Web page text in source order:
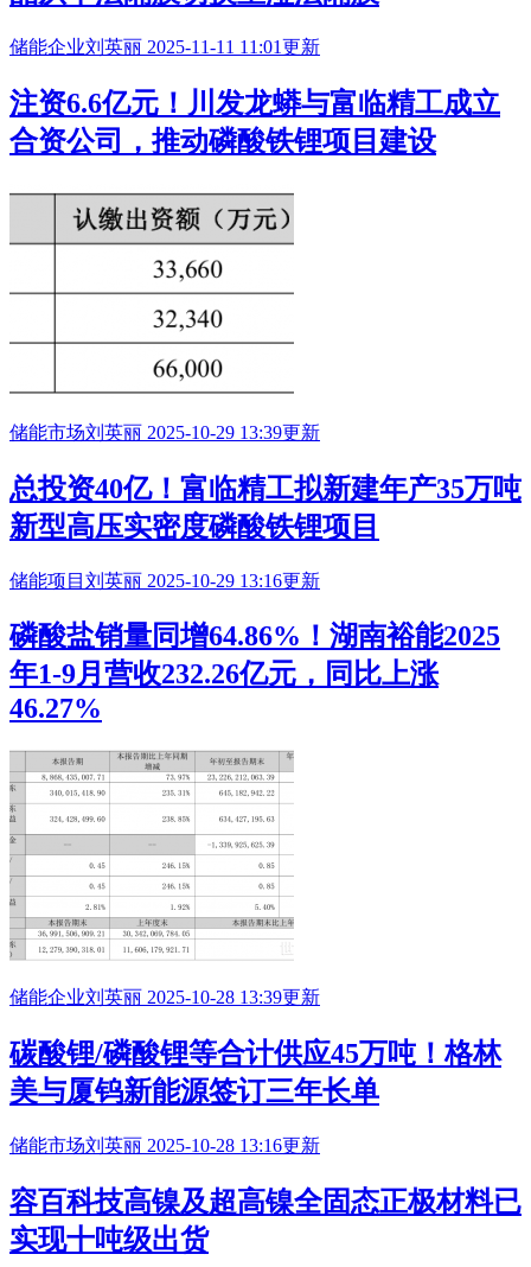
储能企业刘英丽 2025-11-11 11:01更新
注资6.6亿元！川发龙蟒与富临精工成立
合资公司，推动磷酸铁锂项目建设
储能市场刘英丽 2025-10-29 13:39更新
总投资40亿！富临精工拟新建年产35万吨
新型高压实密度磷酸铁锂项目
储能项目 刘英丽 2025-10-29 13:16更新
磷酸盐销量同增64.86%！湖南裕能2025
年1-9月营收232.26亿元，同比上涨
46.27%
储能企业刘英丽 2025-10-28 13:39更新
碳酸锂/磷酸锂等合计供应45万吨！格林
美与厦钨新能源签订三年长单
储能市场刘英丽 2025-10-28 13:16更新
容百科技高镍及超高镍全固态正极材料已
实现十吨级出货